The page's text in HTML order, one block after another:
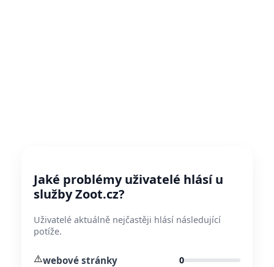
Jaké problémy uživatelé hlásí u
služby Zoot.cz?
Uživatelé aktuálně nejčastěji hlásí následující
potíže.
⚠️webové stránky 0